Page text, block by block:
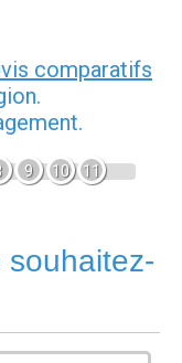
comparatifs
9 10 11